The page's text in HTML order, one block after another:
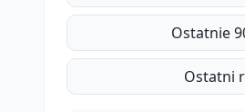
Ostatnie
Ostatni